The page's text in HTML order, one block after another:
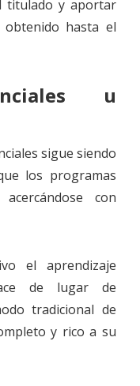
titulado y aportar
hasta el
u
sigue siendo
los programas
con
el aprendizaje
de lugar de
tradicional de
y rico a su